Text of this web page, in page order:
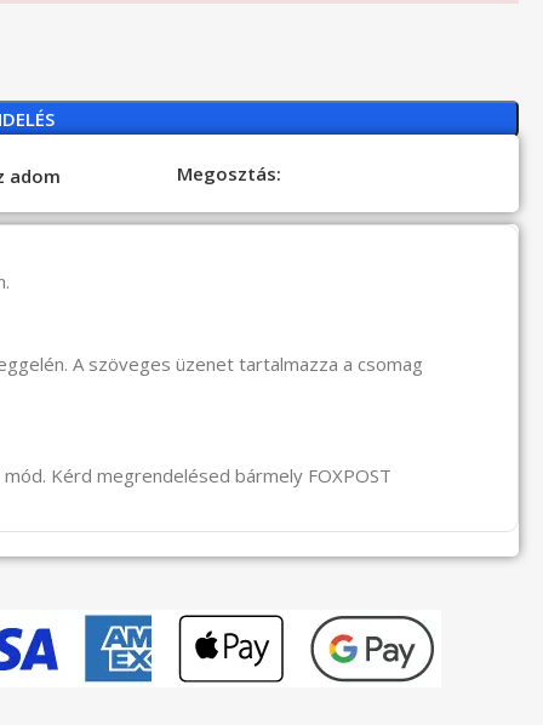
adom Megosztás:
A szöveges üzenet tartalmazza a csomag
Kérd megrendelésed bármely FOXPOST